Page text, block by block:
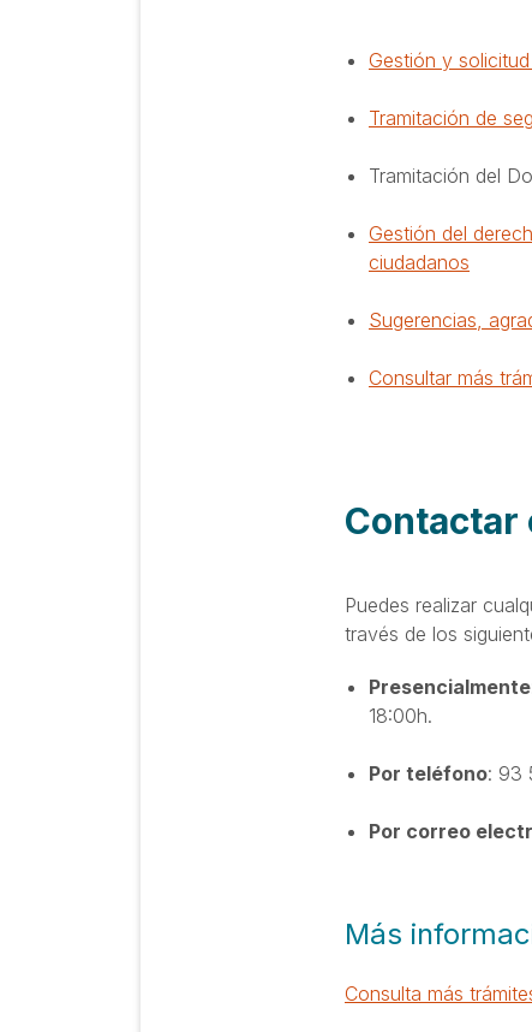
Gestión y
Tramitación de
Tramitación del
Gestión del
ciudadanos
Sugerencias,
Consultar más
Contactar
Puedes realizar
través de los
Presencialmente
18:00h.
Por teléfono: 93
Por correo
Más
Consulta más